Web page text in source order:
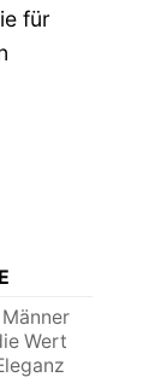
für
Wert